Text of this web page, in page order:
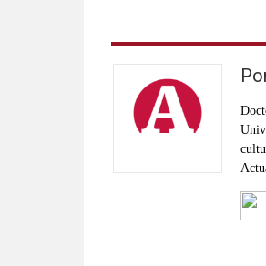
estado,
verificadas
instante,
como